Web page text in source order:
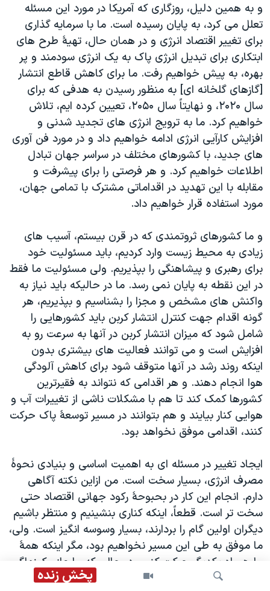
پخش زنده
و به همین دلیل، روزگاری که آمریکا در مورد این مسئله
تعلل می کرد، به پایان رسیده است. ما با سرمایه گذاری
برای تغییر اقتصاد انرژی و در همان حال، تهیۀ طرح های
ابتکاری برای تبدیل انرژی پاک به یک انرژی سودمند و پر
بهره، به پیش خواهیم رفت. ما برای کاهش قاطع انتشار
[گازهای گلخانه ای] به منظور رسیدن به هدفی که برای
سال ۲۰۲۰، و نهایتاً سال ۲۰۵۰، تعیین کرده ایم، تلاش
خواهیم کرد. ما به ترویج انرژی های تجدید شدنی و
افزایش کارآیی انرژی ادامه خواهیم داد و در مورد فن آوری
های جدید، با کشورهای مختلف در سراسر جهان تبادل
اطلاعات خواهیم کرد. و هر فرصتی را برای پیشرفت و
مقابله با این تهدید در اقداماتی مشترک با تمامی جهان،
مورد استفاده قرار خواهیم داد.
و ما کشورهای ثروتمندی که در قرن بیستم، آسیب های
زیادی به محیط زیست وارد کردیم، باید مسئولیت خود
برای رهبری و پیشاهنگی را بپذیریم. ولی مسئولیت ما فقط
در این نقطه به پایان نمی رسد. ما در حالیکه باید نیاز به
واکنش های مشخص و مجزا را بشناسیم و بپذیریم، هر
گونه اقدام جهت کنترل انتشار کربن باید کشورهایی را
شامل شود که میزان انتشار کربن در آنها به سرعت رو به
افزایش است و می توانند فعالیت های بیشتری بدون
اینکه روند رشد در آنها متوقف شود برای کاهش آلودگی
هوا انجام دهند. و هر اقدامی که نتواند به فقیرترین
کشورها کمک کند تا هم با مشکلات ناشی از تغییرات آب و
هوایی کنار بیایند و هم بتوانند در مسیر توسعۀ پاک حرکت
کنند، اقدامی موفق نخواهد بود.
ایجاد تغییر در مسئله ای به اهمیت اساسی و بنیادی نحوۀ
مصرف انرژی، بسیار سخت است. من ازاین نکته آگاهی
دارم. انجام این کار در بحبوحۀ رکود جهانی اقتصاد حتی
سخت تر است. قطعاً، اینکه کناری بنشینیم و منتظر باشیم
دیگران اولین گام را بردارند، بسیار وسوسه انگیز است. ولی،
ما موفق به طی این مسیر نخواهیم بود، مگر اینکه همۀ
ما همراه یکدیگر حرکت کنیم. در حالی که ما عازم کپنهاگ
هستیم، بیایید همگی عزم خود را جزم کنیم و توجه خود را